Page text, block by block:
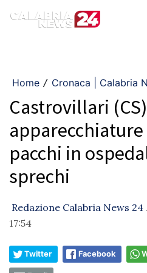
Home / Cronaca | Calabria
Castrovillari
pacchi in
sprechi
Redazione Calabria News 24
17:54
Twitter Facebook